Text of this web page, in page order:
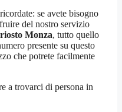
se avete bisogno
del nostro servizio
Monza, tutto quello
presente su questo
che potrete facilmente
a trovarci di persona in